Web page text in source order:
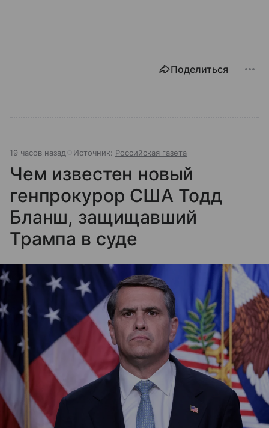
Поделиться
19 часов назад Источник: Российская газета
Чем известен новый
генпрокурор США Тодд
Бланш, защищавший
Трампа в суде